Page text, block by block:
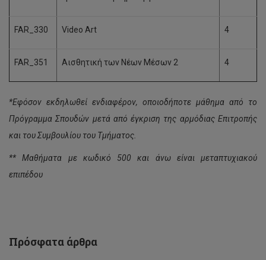
FAR_330 Video Art 4
FAR_351 Αισθητική των Νέων Μέσων 2 4
*Εφόσον εκδηλωθεί ενδιαφέρον, οποιοδήποτε μάθημα από το
Πρόγραμμα Σπουδών μετά από έγκριση της αρμόδιας Επιτροπής
και του Συμβουλίου του Τμήματος.
** Μαθήματα με κωδικό 500 και άνω είναι μεταπτυχιακού
επιπέδου
Πρόσφατα άρθρα
Εξάμηνο
2021-